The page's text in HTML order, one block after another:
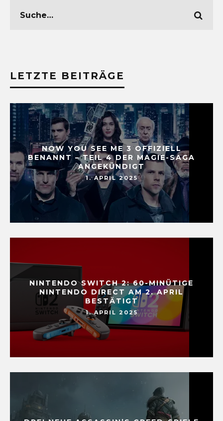
LETZTE BEITRÄGE
NOW YOU SEE ME 3 OFFIZIELL
BENANNT – TEIL 4 DER MAGIE-SAGA
ANGEKÜNDIGT
1. APRIL 2025
NINTENDO SWITCH 2: 60-MINÜTIGE
NINTENDO DIRECT AM 2. APRIL
BESTÄTIGT
1. APRIL 2025